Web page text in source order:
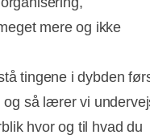
mere og ikke
tingene i dybden
og så lærer vi
hvor og til hvad du